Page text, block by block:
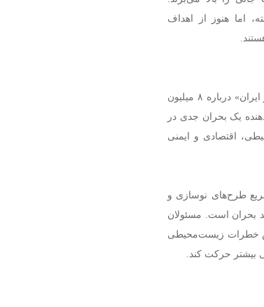
اما هنوز از اهداف
بنابراین با توجه به بررسی آمار رسمی و تحلیل کارشناسی، ادعای «عصر ایران» درباره ۸ میلیون
یک بحران جدی در
اقتصادی و ایمنی
طرح‌های نوسازی و
بحران است. مسئولان
خطرات زیست‌محیطی
بیشتر حرکت کند.